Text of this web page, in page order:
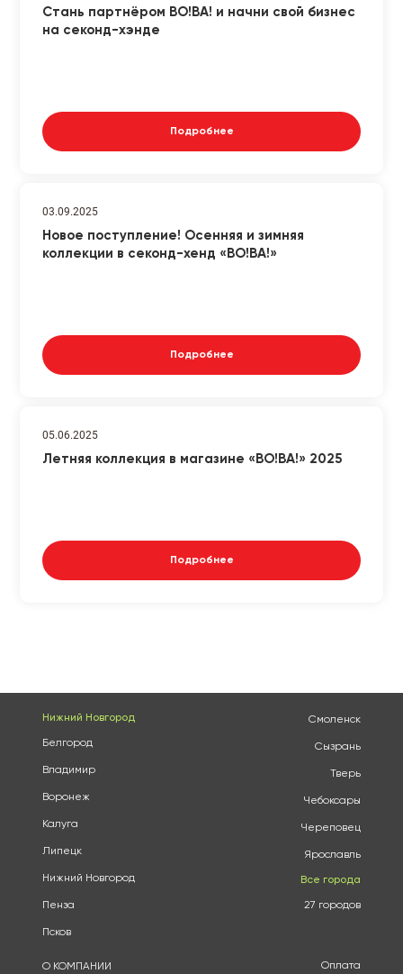
Стань партнёром ВО!ВА! и начни свой бизнес
на секонд-хэнде
Подробнее
03.09.2025
Новое поступление! Осенняя и зимняя
коллекции в секонд-хенд «ВО!ВА!»
Подробнее
05.06.2025
Летняя коллекция в магазине «ВО!ВА!» 2025
Подробнее
Нижний Новгород
Белгород
Владимир
Воронеж
Калуга
Липецк
Нижний Новгород
Пенза
Псков
Смоленск
Сызрань
Тверь
Чебоксары
Череповец
Ярославль
Все города
27 городов
О КОМПАНИИ Оплата